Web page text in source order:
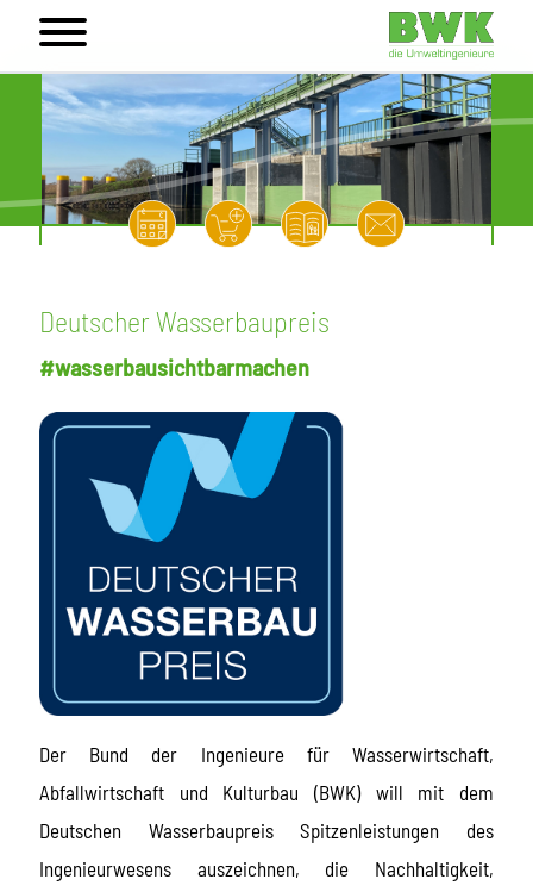
Deutscher Wasserbaupreis
#wasserbausichtbarmachen
Der Bund der Ingenieure für Wasserwirtschaft,
Abfallwirtschaft und Kulturbau (BWK) will mit dem
Deutschen Wasserbaupreis Spitzenleistungen des
Ingenieurwesens auszeichnen, die Nachhaltigkeit,